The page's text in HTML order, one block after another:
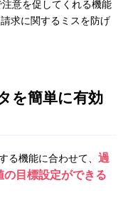
意を促してくれる機能
求に関するミスを防げ
を簡単に有効
る機能に合わせて、 過
目標設定ができる